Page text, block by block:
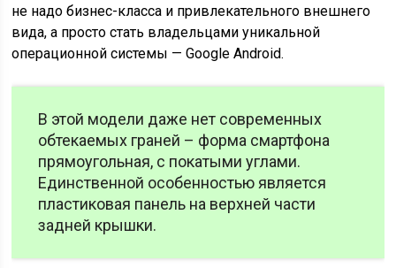
не надо бизнес-класса и привлекательного внешнего
вида, а просто стать владельцами уникальной
операционной системы — Google Android.
В этой модели даже нет современных
обтекаемых граней – форма смартфона
прямоугольная, с покатыми углами.
Единственной особенностью является
пластиковая панель на верхней части
задней крышки.